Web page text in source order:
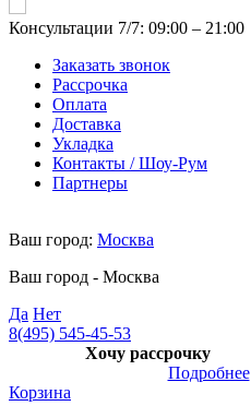
Консультации 7/7: 09:00 ‒ 21:00
Заказать звонок
Рассрочка
Оплата
Доставка
Укладка
Контакты / Шоу-Рум
Партнеры
Ваш город: Москва
Ваш город - Москва
Да Нет
8(495) 545-45-53
Хочу рассрочку
Подробнее
Корзина